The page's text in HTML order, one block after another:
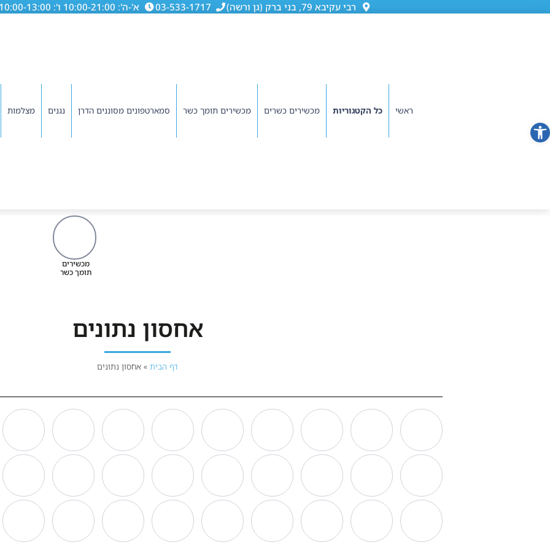
רבי עקיבא 79, בני ברק (גן ורשה) 03-533-1717 א'-ה': 10:00-21:00 ו': 10:00-13:00
ראשי כל הקטגוריות מכשירים כשרים מכשירים תומך כשר סמארטפונים מסוננים הדרן נגנים מצלמות
מכשירים
תומך כשר
אחסון נתונים
דף הבית » אחסון נתונים
פתח סרגל נגישות